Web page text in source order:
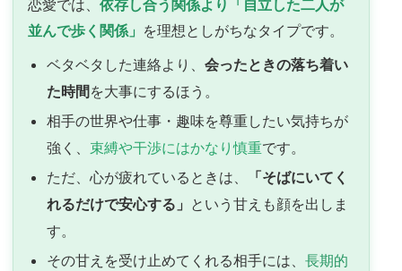
恋愛では、 依存し合う関係より「自立した二人が
並んで歩く関係」 を理想としがちなタイプです。
ベタベタした連絡より、会ったときの落ち着い
た時間を大事にするほう。
相手の世界や仕事・趣味を尊重したい気持ちが
強く、 束縛や干渉にはかなり慎重です。
ただ、心が疲れているときは、
「そばにいてく
れるだけで安心する」 という甘えも顔を出しま
す。
その甘えを受け止めてくれる相手には、長期的